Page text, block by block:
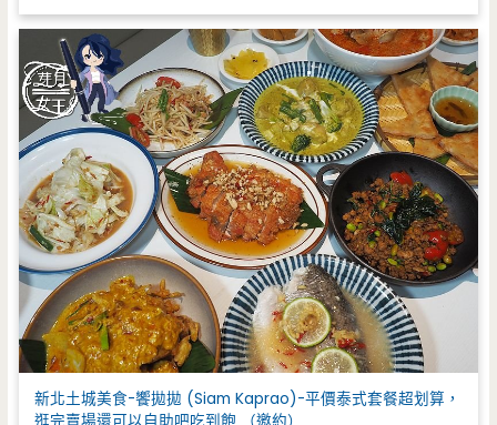
新北土城美食-饗拋拋 (Siam Kaprao)-平價泰式套餐超划算，